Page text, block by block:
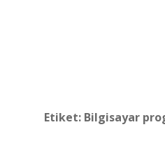
Etiket: Bilgisayar